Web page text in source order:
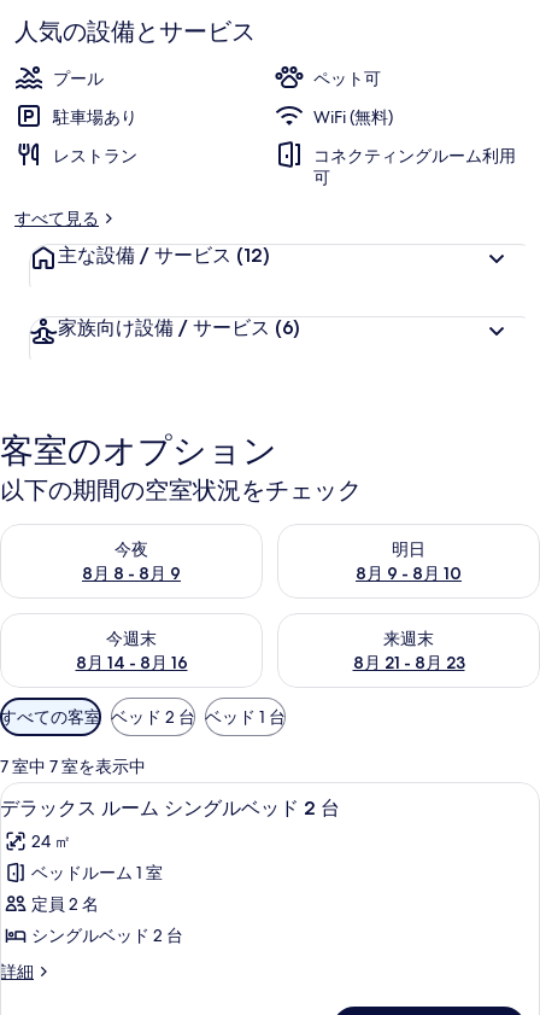
写
真
ギ
ャ
リ
す
人気の設備とサービス
プール
ペット可
駐車場あり
WiFi (無料)
レストラン
コネクティングルーム利用
可
すべて見る
主な設備 / サービス (12)
家族向け設備 / サービス (6)
客室のオプション
以下の期間の空室状況をチェック
今夜
8月 8 - 8月 9
今夜 8月 8 - 8月 9 の空室状況をチェック
明日
8月 9 - 8月 10
明日 8月 9 - 8月 10 の空室状
今週末
8月 14 - 8月 16
今週末 8月 14 - 8月 16 の空室状況をチェック
来週末
8月 21 - 8月 23
来週末 8月 21 - 8月 23 の空室
利
用
可
能
な
客
室
の
り
込
すべての客室 ベッド 2 台 ベッド 1 台
7 室中 7 室を表示中
デ
ラ
ッ
ク
ス
ー
デラックス ルーム シングルベッド
1
デラックス ルーム シングルベッド 2 台
24 ㎡
ベッドルーム 1 室
定員 2 名
シングルベッド 2 台
詳細
デ